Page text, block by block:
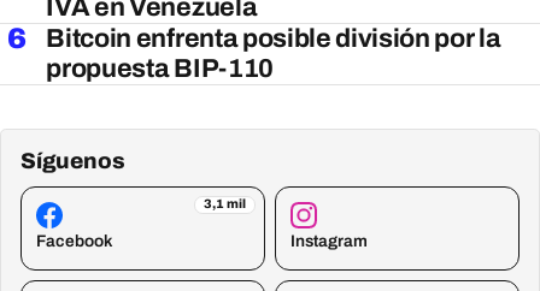
IVA en Venezuela
6
Bitcoin enfrenta posible división por la
propuesta BIP-110
Síguenos
3,1 mil
Facebook Instagram